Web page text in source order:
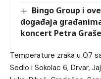
Bingo Group i
događaja
koncert Petra Graše
Temperature zraka u 07
Sedlo i Sokolac 6, Drvar,